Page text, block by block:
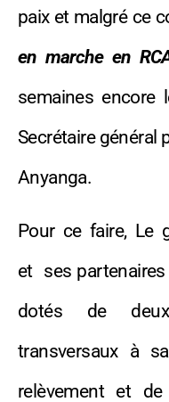
paix et malgré ce
en marche en
semaines encore
Secrétaire général
Anyanga.
Pour ce faire, Le
et ses
dotés de
transversaux à
relèvement et